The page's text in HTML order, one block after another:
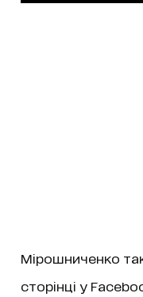
Мірошниченко
сторінці у